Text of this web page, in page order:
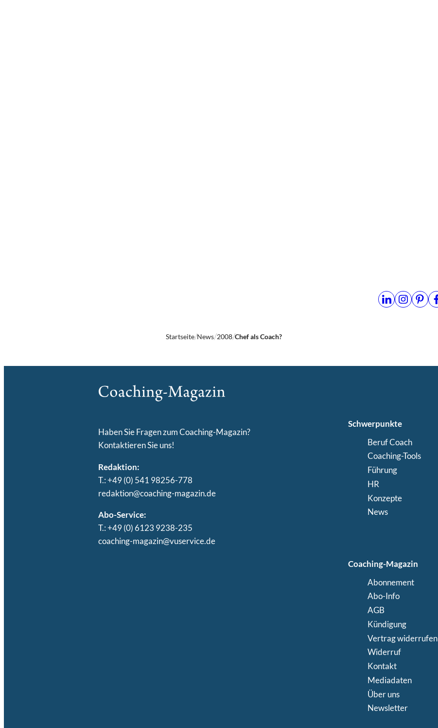
Startseite News 2008 Chef als Coach?
Haben Sie Fragen zum Coaching-Magazin?
Kontaktieren Sie uns!
Redaktion:
T.: +49 (0) 541 98256-778
redaktion@coaching-magazin.de
Abo-Service:
T.: +49 (0) 6123 9238-235
coaching-magazin@vuservice.de
Schwerpunkte
Beruf Coach
Coaching-Tools
Führung
HR
Konzepte
News
Coaching-Magazin
Abonnement
Abo-Info
AGB
Kündigung
Vertrag widerrufen
Widerruf
Kontakt
Mediadaten
Über uns
Newsletter